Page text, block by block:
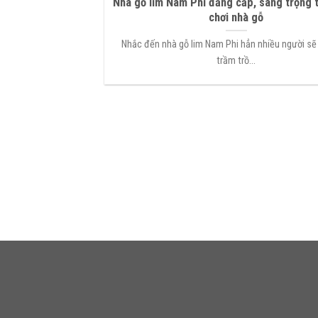
chơi nhà gỗ
Nhắc đến nhà gỗ lim Nam Phi hẳn nhiều người
trầm trồ...